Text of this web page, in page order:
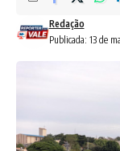
Publicada: 13 de
Redação